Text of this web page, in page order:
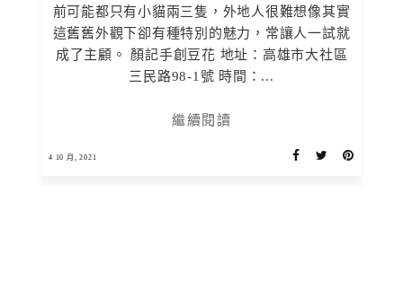
前可能都只有小貓兩三隻，外地人很難想像其實
這舊舊外觀下卻有種特別的魅力，常讓人一試就
成了主顧。 顏記手創豆花 地址：高雄市大社區
三民路98-1號 時間：...
繼續閱讀
4 10 月, 2021